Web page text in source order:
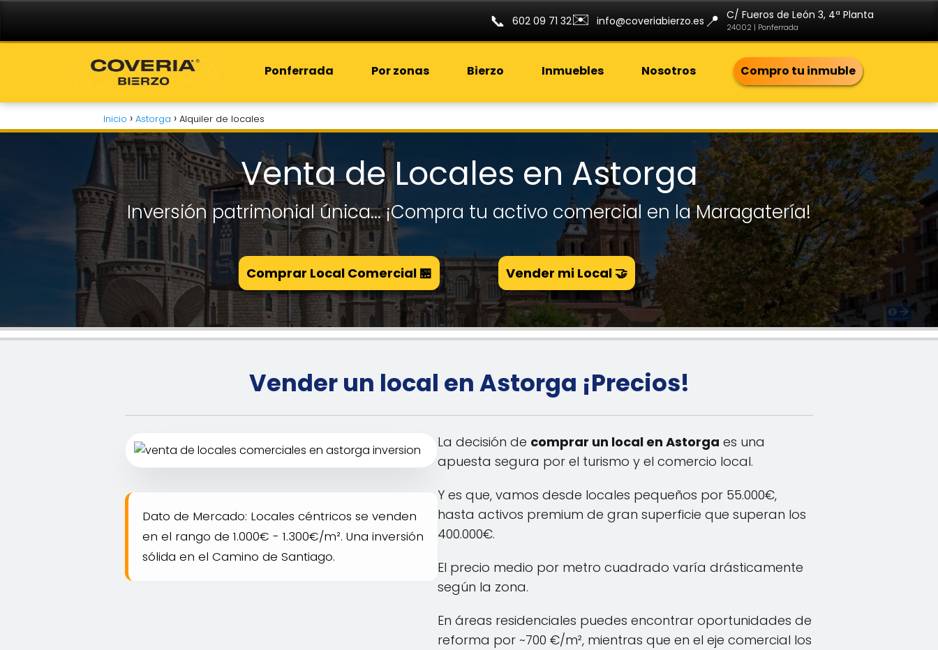
📞 602 09 71 32✉️ info@coveriabierzo.es 📍 C/ Fueros de León 3, 4ª Planta
24002 | Ponferrada
Ponferrada Por zonas Bierzo Inmuebles Nosotros Compro tu inmuble
Inicio Astorga Alquiler de locales
Venta de Locales en Astorga
Inversión patrimonial única... ¡Compra tu activo comercial en la Maragatería!
Comprar Local Comercial 🏪 Vender mi Local 🤝
Vender un local en Astorga ¡Precios!
Dato de Mercado: Locales céntricos se venden
en el rango de 1.000€ - 1.300€/m². Una inversión
sólida en el Camino de Santiago.
La decisión de comprar un local en Astorga es una
apuesta segura por el turismo y el comercio local.
Y es que, vamos desde locales pequeños por 55.000€,
hasta activos premium de gran superficie que superan los
400.000€.
El precio medio por metro cuadrado varía drásticamente
según la zona.
En áreas residenciales puedes encontrar oportunidades de
reforma por ~700 €/m², mientras que en el eje comercial los